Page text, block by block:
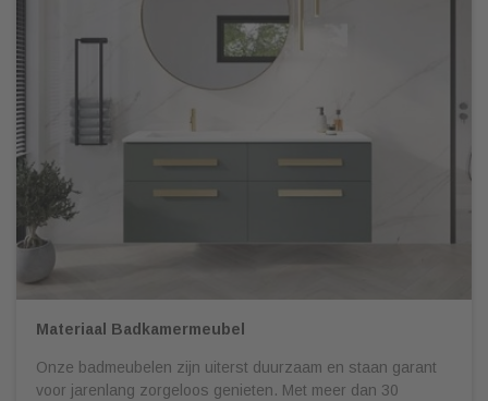
Materiaal Badkamermeubel
Onze badmeubelen zijn uiterst duurzaam en staan garant
voor jarenlang zorgeloos genieten. Met meer dan 30